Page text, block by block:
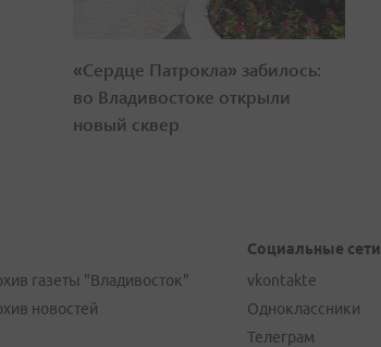
«Сердце Патрокла» забилось:
во Владивостоке открыли
новый сквер
газеты "Владивосток"
новостей
Социальные сети
vkontakte
Одноклассники
Телеграм